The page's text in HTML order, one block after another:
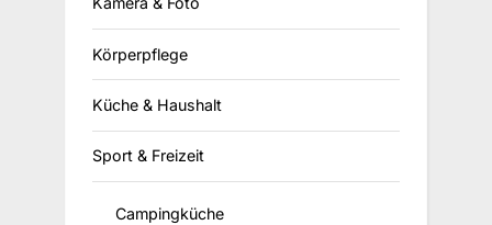
Körperpflege
Küche & Haushalt
Sport & Freizeit
Campingküche